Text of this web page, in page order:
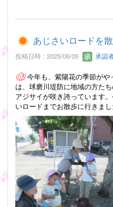
あじさいロードを
投稿日時 : 2025/06/05 承認
今年も、紫陽花の季節が
は、球磨川堤防に地域の方た
アジサイが咲き誇っています
いロードまでお散歩に行きまし